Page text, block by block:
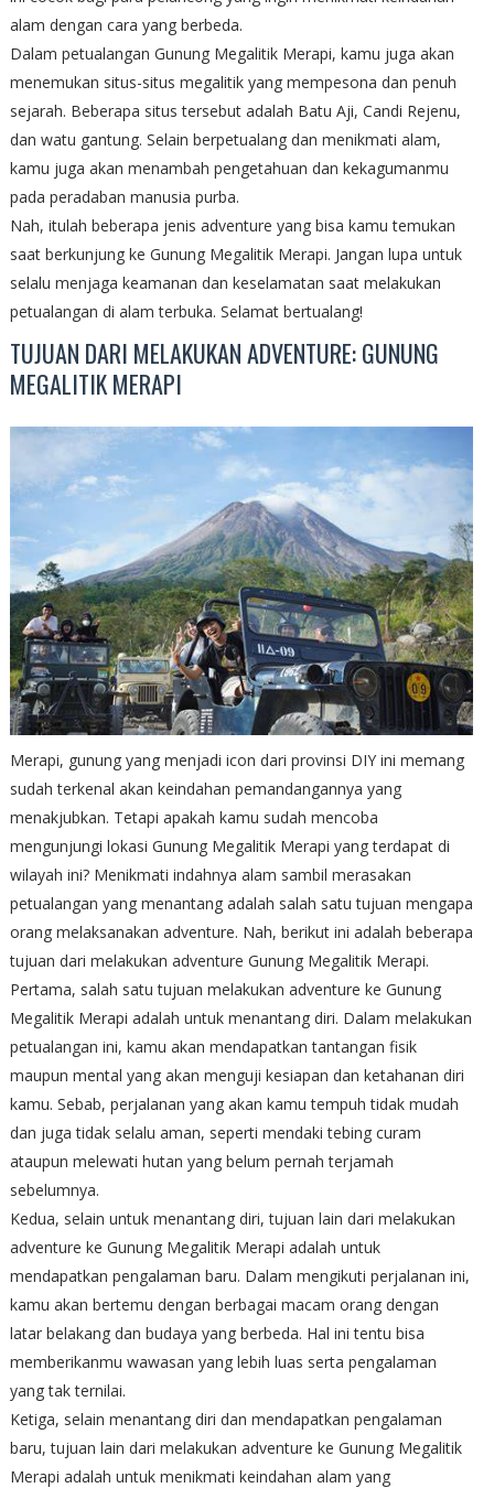
alam dengan cara yang berbeda.
Dalam petualangan Gunung Megalitik Merapi, kamu juga akan
menemukan situs-situs megalitik yang mempesona dan penuh
sejarah. Beberapa situs tersebut adalah Batu Aji, Candi Rejenu,
dan watu gantung. Selain berpetualang dan menikmati alam,
kamu juga akan menambah pengetahuan dan kekagumanmu
pada peradaban manusia purba.
Nah, itulah beberapa jenis adventure yang bisa kamu temukan
saat berkunjung ke Gunung Megalitik Merapi. Jangan lupa untuk
selalu menjaga keamanan dan keselamatan saat melakukan
petualangan di alam terbuka. Selamat bertualang!
TUJUAN DARI MELAKUKAN ADVENTURE: GUNUNG
MEGALITIK MERAPI
Merapi, gunung yang menjadi icon dari provinsi DIY ini memang
sudah terkenal akan keindahan pemandangannya yang
menakjubkan. Tetapi apakah kamu sudah mencoba
mengunjungi lokasi Gunung Megalitik Merapi yang terdapat di
wilayah ini? Menikmati indahnya alam sambil merasakan
petualangan yang menantang adalah salah satu tujuan mengapa
orang melaksanakan adventure. Nah, berikut ini adalah beberapa
tujuan dari melakukan adventure Gunung Megalitik Merapi.
Pertama, salah satu tujuan melakukan adventure ke Gunung
Megalitik Merapi adalah untuk menantang diri. Dalam melakukan
petualangan ini, kamu akan mendapatkan tantangan fisik
maupun mental yang akan menguji kesiapan dan ketahanan diri
kamu. Sebab, perjalanan yang akan kamu tempuh tidak mudah
dan juga tidak selalu aman, seperti mendaki tebing curam
ataupun melewati hutan yang belum pernah terjamah
sebelumnya.
Kedua, selain untuk menantang diri, tujuan lain dari melakukan
adventure ke Gunung Megalitik Merapi adalah untuk
mendapatkan pengalaman baru. Dalam mengikuti perjalanan ini,
kamu akan bertemu dengan berbagai macam orang dengan
latar belakang dan budaya yang berbeda. Hal ini tentu bisa
memberikanmu wawasan yang lebih luas serta pengalaman
yang tak ternilai.
Ketiga, selain menantang diri dan mendapatkan pengalaman
baru, tujuan lain dari melakukan adventure ke Gunung Megalitik
Merapi adalah untuk menikmati keindahan alam yang